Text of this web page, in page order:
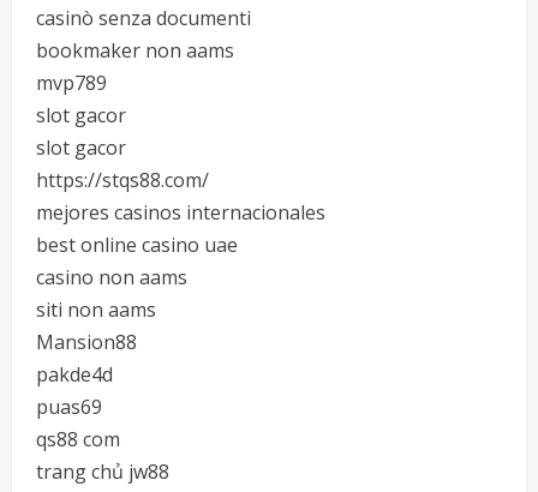
casinò senza documenti
bookmaker non aams
mvp789
slot gacor
slot gacor
https://stqs88.com/
mejores casinos internacionales
best online casino uae
casino non aams
siti non aams
Mansion88
pakde4d
puas69
qs88 com
trang chủ jw88